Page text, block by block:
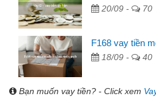
20/09 - 70
F168 vay tiền
18/09 - 40
Bạn muốn vay tiền? - Click xem